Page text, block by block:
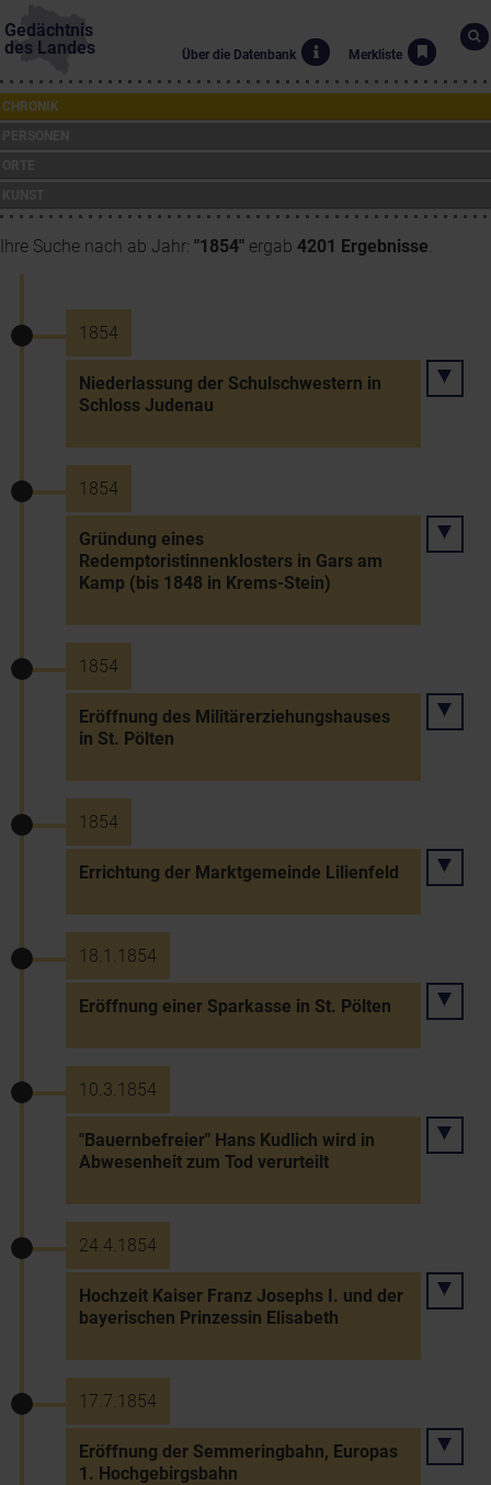
Gedächtnis
des Landes
Über die Datenbank Merkliste
CHRONIK
Ihre Suche nach ab Jahr: "1854" ergab 4201 Ergebnisse.
1854
Niederlassung der Schulschwestern in
Schloss Judenau
1854
Gründung eines
Redemptoristinnenklosters in Gars am
Kamp (bis 1848 in Krems-Stein)
1854
Eröffnung des Militärerziehungshauses
in St. Pölten
1854
Errichtung der Marktgemeinde Lilienfeld
18.1.1854
Eröffnung einer Sparkasse in St. Pölten
10.3.1854
"Bauernbefreier" Hans Kudlich wird in
Abwesenheit zum Tod verurteilt
24.4.1854
Hochzeit Kaiser Franz Josephs I. und der
bayerischen Prinzessin Elisabeth
17.7.1854
Eröffnung der Semmeringbahn, Europas
1. Hochgebirgsbahn